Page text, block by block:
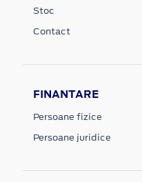
Stoc
Contact
FINANTARE
Persoane fizice
Persoane juridice